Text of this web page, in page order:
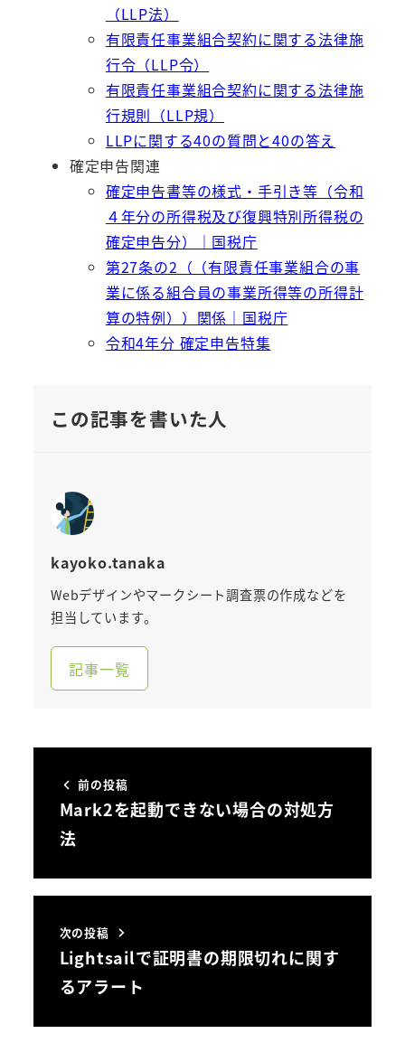
（LLP法）
有限責任事業組合契約に関する法律施
行令（LLP令）
有限責任事業組合契約に関する法律施
行規則（LLP規）
LLPに関する40の質問と40の答え
確定申告関連
確定申告書等の様式・手引き等（令和
４年分の所得税及び復興特別所得税の
確定申告分）｜国税庁
第27条の2（（有限責任事業組合の事
業に係る組合員の事業所得等の所得計
算の特例））関係｜国税庁
令和4年分 確定申告特集
この記事を書いた人
kayoko.tanaka
Webデザインやマークシート調査票の作成などを
担当しています。
記事一覧
前の投稿
Mark2を起動できない場合の対処方
法
次の投稿
Lightsailで証明書の期限切れに関す
るアラート